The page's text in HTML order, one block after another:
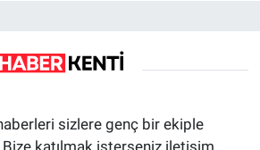
sizlere genç bir ekiple